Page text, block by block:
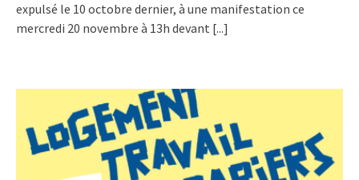
expulsé le 10 octobre dernier, à une manifestation ce
mercredi 20 novembre à 13h devant [...]